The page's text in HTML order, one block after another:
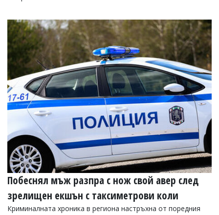
Побеснял мъж разпра с нож свой авер след
зрелищен екшън с таксиметрови коли
Криминалната хроника в региона настръхна от поредния